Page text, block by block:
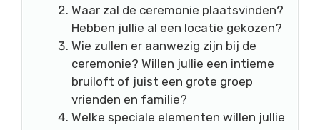
Waar zal de ceremonie plaatsvinden?
Hebben jullie al een locatie gekozen?
Wie zullen er aanwezig zijn bij de
ceremonie? Willen jullie een intieme
bruiloft of juist een grote groep
vrienden en familie?
Welke speciale elementen willen jullie